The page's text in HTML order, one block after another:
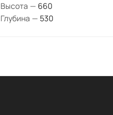
Высота — 660
Глубина — 530